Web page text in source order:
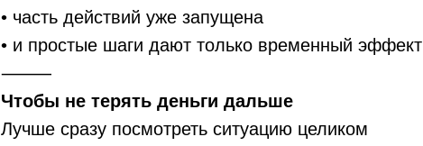
• часть действий уже запущена
• и простые шаги дают только временный эффект
⸻
Чтобы не терять деньги дальше
Лучше сразу посмотреть ситуацию целиком